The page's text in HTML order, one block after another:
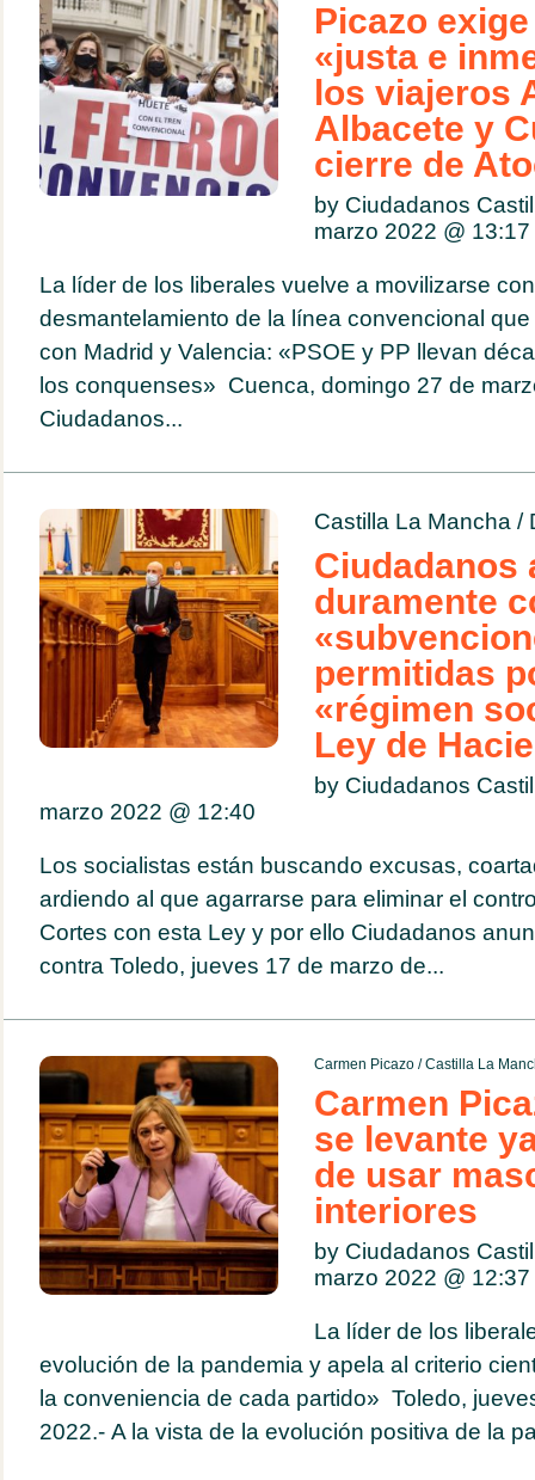
Picazo
«justa e
los viajeros
Albacete y
cierre de
by Ciudadanos
marzo 2022 @ 13:17
La líder de los liberales vuelve a movilizarse
desmantelamiento de la línea convencional
con Madrid y Valencia: «PSOE y PP llevan
los conquenses» Cuenca, domingo 27 de
Ciudadanos...
Castilla La Mancha /
Ciudadanos
duramente
permitidas
«régimen
Ley de
by Ciudadanos
marzo 2022 @ 12:40
Los socialistas están buscando excusas,
ardiendo al que agarrarse para eliminar el
Cortes con esta Ley y por ello Ciudadanos
contra Toledo, jueves 17 de marzo de...
Carmen Picazo/Castilla La
Carmen
se levante
de usar
interiores
by Ciudadanos
marzo 2022 @ 12:37
La líder de los
evolución de la pandemia y apela al criterio
la conveniencia de cada partido» Toledo,
2022.- A la vista de la evolución positiva de la